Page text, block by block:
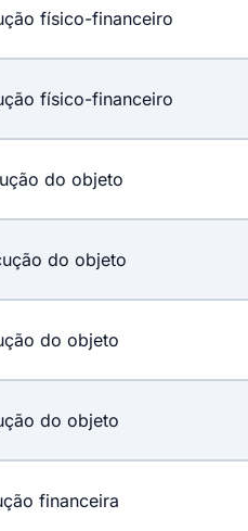
físico-financeiro
físico-financeiro
do objeto
do objeto
do objeto
do objeto
financeira